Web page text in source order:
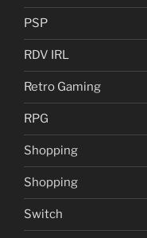
PSP
RDV IRL
Retro Gaming
RPG
Shopping
Shopping
Switch